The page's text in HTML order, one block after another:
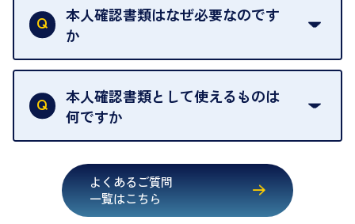
出張買取のお品物は、8日間保管しております。
取の場合は1点あたり数分程度が目安です。大量の
お品物の場合は、お時間をいただくことがございま
本人確認書類はなぜ必要なのです
か
買取店は古物営業法により、お客様のご本人確認を
行うことが義務付けられています。安心してお取引
いただくためにも、ご協力をお願いいたします。
本人確認書類として使えるものは
何ですか
・健康保険証確認書
・マイナンバーカード
・在留カード
よくあるご質問
一覧はこちら